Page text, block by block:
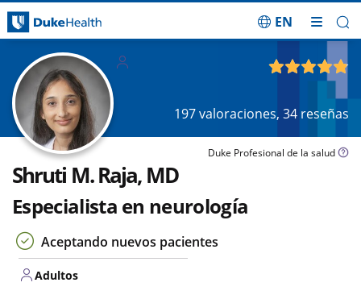
EN
197valoraciones, 34 reseñas
Duke Profesional de la salud
Shruti M. Raja, MD
Especialista en neurología
Aceptando nuevos pacientes
Adultos